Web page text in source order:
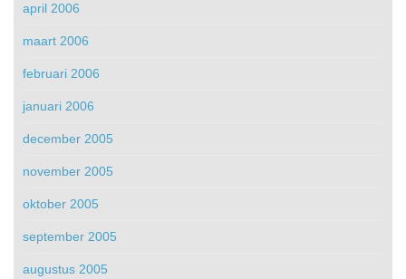
april 2006
maart 2006
februari 2006
januari 2006
december 2005
november 2005
oktober 2005
september 2005
augustus 2005